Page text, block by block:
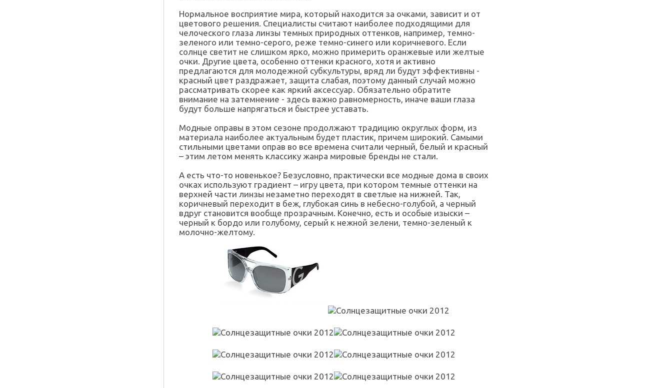
Нормальное восприятие мира, который находится за очками, зависит и от
цветового решения. Специалисты считают наиболее подходящими для
челоческого глаза линзы темных природных оттенков, например, темно-
зеленого или темно-серого, реже темно-синего или коричневого. Если
солнце светит не слишком ярко, можно примерить оранжевые или желтые
очки. Другие цвета, особенно оттенки красного, хотя и активно
предлагаются для молодежной субкультуры, вряд ли будут эффективны -
красный цвет раздражает, защита слабая, поэтому данный случай можно
рассматривать скорее как яркий аксессуар. Обязательно обратите
внимание на затемнение - здесь важно равномерность, иначе ваши глаза
будут больше напрягаться и быстрее уставать.
Модные оправы в этом сезоне продолжают традицию округлых форм, из
материала наиболее актуальным будет пластик, причем широкий. Самыми
стильными цветами оправ во все времена считали черный, белый и красный
– этим летом менять классику жанра мировые бренды не стали.
А есть что-то новенькое? Безусловно, практически все модные дома в своих
очках используют градиент – игру цвета, при котором темные оттенки на
верхней части линзы незаметно переходят в светлые на нижней. Так,
коричневый переходит в беж, глубокая синь в небесно-голубой, а черный
вдруг становится вообще прозрачным. Конечно, есть и особые изыски –
черный к бордо или голубому, серый к нежной зелени, темно-зеленый к
молочно-желтому.